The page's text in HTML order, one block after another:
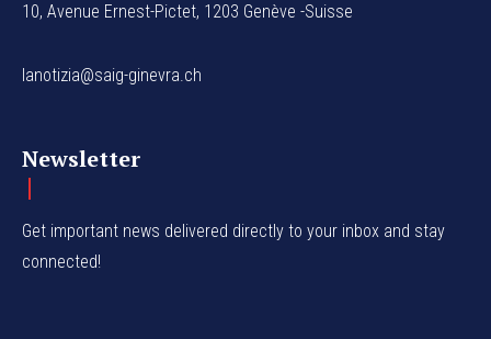
10, Avenue Ernest-Pictet, 1203 Genève -Suisse
lanotizia@saig-ginevra.ch
Newsletter
Get important news delivered directly to your inbox and stay
connected!